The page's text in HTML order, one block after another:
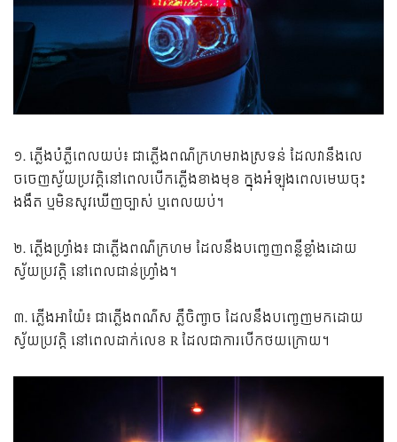
១. ភ្លើងបំភ្លឺពេលយប់៖ ជាភ្លើងពណ៌ក្រហមរាងស្រទន់ ដែលវានឹងលេ
ចចេញស្វ័យប្រវត្តិនៅពេលបើកភ្លើងខាងមុខ ក្នុងអំឡុងពេលមេឃចុះ
ងងឹត ឬមិនសូវឃើញច្បាស់ ឬពេលយប់។
២. ភ្លើងហ្វ្រាំង៖ ជាភ្លើងពណ៌ក្រហម ដែលនឹងបញ្ចេញពន្លឺខ្លាំងដោយ
ស្វ័យប្រវត្តិ នៅពេលជាន់ហ្វ្រាំង។
៣. ភ្លើងអាយ៉ែ៖ ជាភ្លើងពណ៌ស ភ្លឺចិញ្ចាច ដែលនឹងបញ្ចេញមកដោយ
ស្វ័យប្រវត្តិ នៅពេលដាក់លេខ R ដែលជាការបើកថយក្រោយ។